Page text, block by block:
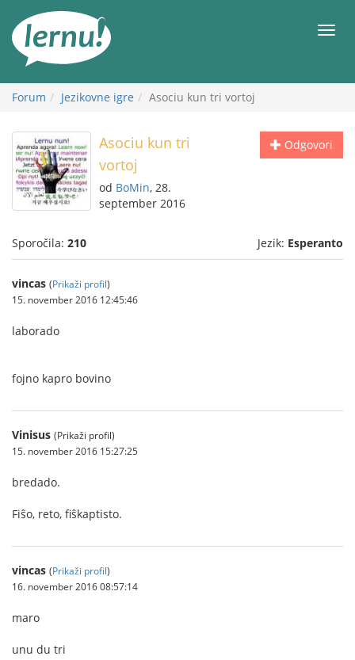
vsebini
Meni
Forum Jezikovne igre Asociu kun tri vortoj
Odgovori
Asociu kun tri
vortoj
od BoMin, 28.
september 2016
Sporočila: 210 Jezik: Esperanto
vincas (Prikaži profil)
15. november 2016 12:45:46
laborado
fojno kapro bovino
Vinisus (Prikaži profil)
15. november 2016 15:27:25
bredado.
Fiŝo, reto, fiŝkaptisto.
vincas (Prikaži profil)
16. november 2016 08:57:14
maro
unu du tri